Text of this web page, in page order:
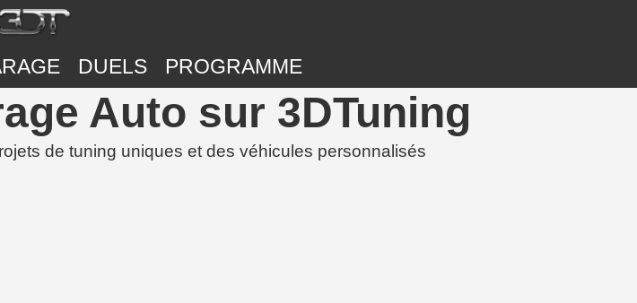
DUELS PROGRAMME
Auto sur 3DTuning
de tuning uniques et des véhicules personnalisés